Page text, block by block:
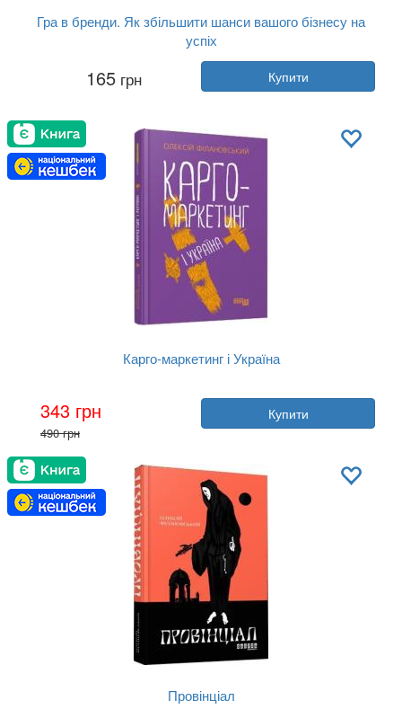
Гра в бренди. Як збільшити шанси вашого бізнесу на
успіх
Олексій Філановський
Видавництво:Наш Формат
Мова:
165 грн Купити
Карго-маркетинг і Україна
Олексій Філановський
Видавництво:Фабула
Мова:
343 грн
490 грн
Купити
Провінціал